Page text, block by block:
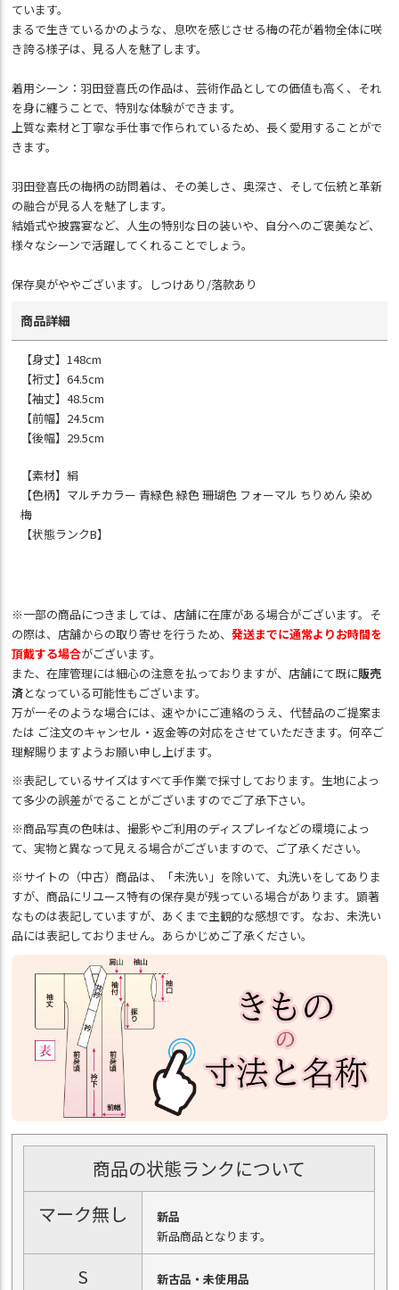
ています。
まるで生きているかのような、息吹を感じさせる梅の花が着物全体に咲
き誇る様子は、見る人を魅了します。
着用シーン：羽田登喜氏の作品は、芸術作品としての価値も高く、それ
を身に纏うことで、特別な体験ができます。
上質な素材と丁寧な手仕事で作られているため、長く愛用することがで
きます。
羽田登喜氏の梅柄の訪問着は、その美しさ、奥深さ、そして伝統と革新
の融合が見る人を魅了します。
結婚式や披露宴など、人生の特別な日の装いや、自分へのご褒美など、
様々なシーンで活躍してくれることでしょう。
保存臭がややございます。しつけあり/落款あり
商品詳細
【身丈】148cm
【裄丈】64.5cm
【袖丈】48.5cm
【前幅】24.5cm
【後幅】29.5cm
【素材】絹
【色柄】マルチカラー 青緑色 緑色 珊瑚色 フォーマル ちりめん 染め
梅
【状態ランクB】
※一部の商品につきましては、店舗に在庫がある場合がございます。そ
の際は、店舗からの取り寄せを行うため、発送までに通常よりお時間を
頂戴する場合がございます。
また、在庫管理には細心の注意を払っておりますが、店舗にて既に販売
済となっている可能性もございます。
万が一そのような場合には、速やかにご連絡のうえ、代替品のご提案ま
たは ご注文のキャンセル・返金等の対応をさせていただきます。何卒ご
理解賜りますようお願い申し上げます。
※表記しているサイズはすべて手作業で採寸しております。生地によっ
て多少の誤差がでることがございますのでご了承下さい。
※商品写真の色味は、撮影やご利用のディスプレイなどの環境によっ
て、実物と異なって見える場合がございますので、ご了承ください。
※サイトの（中古）商品は、「未洗い」を除いて、丸洗いをしてありま
すが、商品にリユース特有の保存臭が残っている場合があります。顕著
なものは表記していますが、あくまで主観的な感想です。なお、未洗い
品には表記しておりません。あらかじめご了承ください。
商品の状態ランクについて
マーク無し
新品
新品商品となります。
S
新古品・未使用品